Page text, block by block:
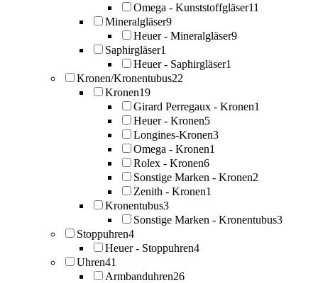
Omega - Kunststoffgläser11
Mineralgläser9
Heuer - Mineralgläser9
Saphirgläser1
Heuer - Saphirgläser1
Kronen/Kronentubus22
Kronen19
Girard Perregaux - Kronen1
Heuer - Kronen5
Longines-Kronen3
Omega - Kronen1
Rolex - Kronen6
Sonstige Marken - Kronen2
Zenith - Kronen1
Kronentubus3
Sonstige Marken - Kronentubus3
Stoppuhren4
Heuer - Stoppuhren4
Uhren41
Armbanduhren26